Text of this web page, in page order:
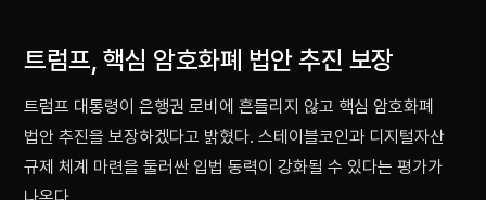
트럼프, 핵심 암호화폐 법안 추진 보장
트럼프 대통령이 은행권 로비에 흔들리지 않고 핵심 암호화폐
법안 추진을 보장하겠다고 밝혔다. 스테이블코인과 디지털자산
규제 체계 마련을 둘러싼 입법 동력이 강화될 수 있다는 평가가